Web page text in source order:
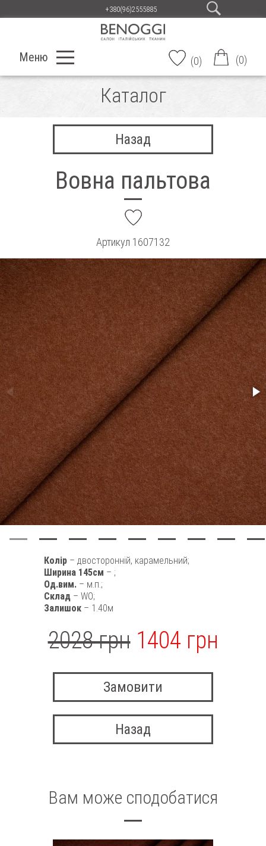
+380(96)2555885
Меню (0) (0)
Каталог
Назад
Вовна пальтова
Артикул 1607132
Колір – двосторонній, карамельний;
Ширина 145см – ;
Од.вим. – м.п.;
Склад – WO;
Залишок – 1.40м
2028 грн 1404 грн
Замовити
Назад
Вам може сподобатися